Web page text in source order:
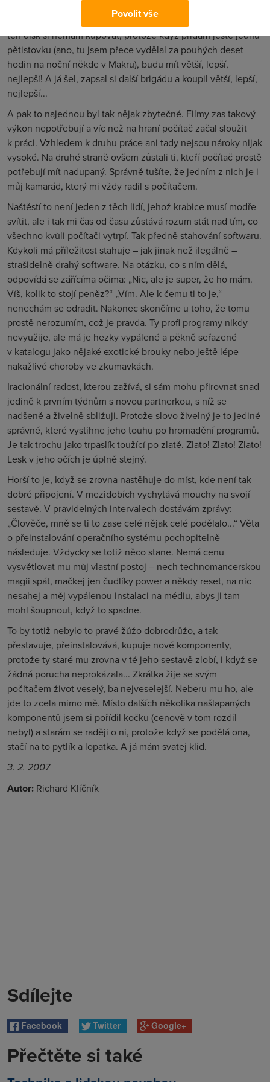
na koleji nějaký kamarád, který mě dokázal nadchnout a
vysvětlil mi, že právě tuhle grafárnu nutně potřebuju a tam
ten disk si nemám kupovat, protože když přidám ještě jednu
pětistovku (ano, tu jsem přece vydělal za pouhých deset
hodin na noční někde v Makru), budu mít větší, lepší,
nejlepší! A já šel, zapsal si další brigádu a koupil větší, lepší,
nejlepší...
A pak to najednou byl tak nějak zbytečné. Filmy zas takový
výkon nepotřebují a víc než na hraní počítač začal sloužit
k práci. Vzhledem k druhu práce ani tady nejsou nároky nijak
vysoké. Na druhé straně ovšem zůstali ti, kteří počítač prostě
potřebují mít nadupaný. Správně tušíte, že jedním z nich je i
můj kamarád, který mi vždy radil s počítačem.
Naštěstí to není jeden z těch lidí, jehož krabice musí modře
svítit, ale i tak mi čas od času zůstává rozum stát nad tím, co
všechno kvůli počítači vytrpí. Tak předně stahování softwaru.
Kdykoli má příležitost stahuje – jak jinak než ilegálně –
strašidelně drahý software. Na otázku, co s ním dělá,
odpovídá se zářícíma očima: „Nic, ale je super, že ho mám.
Víš, kolik to stojí peněz?“ „Vím. Ale k čemu ti to je,“
nenechám se odradit. Nakonec skončíme u toho, že tomu
prostě nerozumím, což je pravda. Ty profi programy nikdy
nevyužije, ale má je hezky vypálené a pěkně seřazené
v katalogu jako nějaké exotické brouky nebo ještě lépe
nakažlivé choroby ve zkumavkách.
Iracionální radost, kterou zažívá, si sám mohu přirovnat snad
jedině k prvním týdnům s novou partnerkou, s níž se
nadšeně a živelně sbližuji. Protože slovo živelný je to jediné
správné, které vystihne jeho touhu po hromadění programů.
Je tak trochu jako trpaslík toužící po zlatě. Zlato! Zlato! Zlato!
Lesk v jeho očích je úplně stejný.
Horší to je, když se zrovna nastěhuje do míst, kde není tak
dobré připojení. V mezidobích vychytává mouchy na svojí
sestavě. V pravidelných intervalech dostávám zprávy:
„Člověče, mně se ti to zase celé nějak celé podělalo...“ Věta
o přeinstalování operačního systému pochopitelně
následuje. Vždycky se totiž něco stane. Nemá cenu
vysvětlovat mu můj vlastní postoj – nech technomancerskou
magii spát, mačkej jen čudlíky power a někdy reset, na nic
nesahej a měj vypálenou instalaci na médiu, abys ji tam
mohl šoupnout, když to spadne.
To by totiž nebylo to pravé žůžo dobrodrůžo, a tak
přestavuje, přeinstalovává, kupuje nové komponenty,
protože ty staré mu zrovna v té jeho sestavě zlobí, i když se
žádná porucha neprokázala... Zkrátka žije se svým
počítačem život veselý, ba nejveselejší. Neberu mu ho, ale
jde to zcela mimo mě. Místo dalších několika našlapaných
komponentů jsem si pořídil kočku (cenově v tom rozdíl
nebyl) a starám se raději o ni, protože když se podělá ona,
stačí na to pytlík a lopatka. A já mám svatej klid.
3. 2. 2007
Autor: Richard Klíčník
Sdílejte
Facebook Twitter Google+
Přečtěte si také
Povolit vše